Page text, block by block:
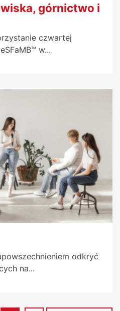
górnictwo i
czwartej
w...
odkryć
na...